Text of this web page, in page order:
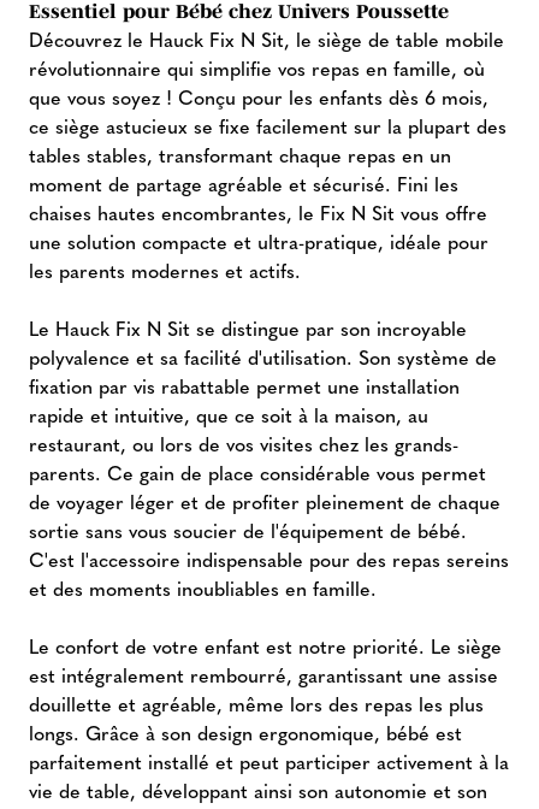
Essentiel pour Bébé chez Univers Poussette
Découvrez le Hauck Fix N Sit, le siège de table mobile
révolutionnaire qui simplifie vos repas en famille, où
que vous soyez ! Conçu pour les enfants dès 6 mois,
ce siège astucieux se fixe facilement sur la plupart des
tables stables, transformant chaque repas en un
moment de partage agréable et sécurisé. Fini les
chaises hautes encombrantes, le Fix N Sit vous offre
une solution compacte et ultra-pratique, idéale pour
les parents modernes et actifs.
Le Hauck Fix N Sit se distingue par son incroyable
polyvalence et sa facilité d'utilisation. Son système de
fixation par vis rabattable permet une installation
rapide et intuitive, que ce soit à la maison, au
restaurant, ou lors de vos visites chez les grands-
parents. Ce gain de place considérable vous permet
de voyager léger et de profiter pleinement de chaque
sortie sans vous soucier de l'équipement de bébé.
C'est l'accessoire indispensable pour des repas sereins
et des moments inoubliables en famille.
Le confort de votre enfant est notre priorité. Le siège
est intégralement rembourré, garantissant une assise
douillette et agréable, même lors des repas les plus
longs. Grâce à son design ergonomique, bébé est
parfaitement installé et peut participer activement à la
vie de table, développant ainsi son autonomie et son